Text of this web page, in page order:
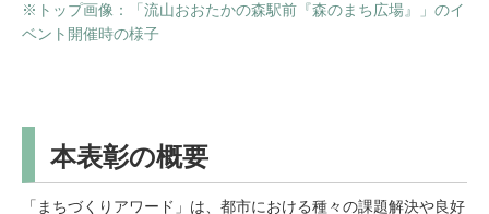
※トップ画像：「流山おおたかの森駅前『森のまち広場』」のイ
ベント開催時の様子
本表彰の概要
「まちづくりアワード」は、都市における種々の課題解決や良好